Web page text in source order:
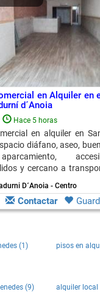
en Alquiler en
d´Anoia
Hace 5 horas
en alquiler en
diáfano, aseo,
y cercano a
D´Anoia - Centro
Contactar
(1) pisos en
(9) alquiler local